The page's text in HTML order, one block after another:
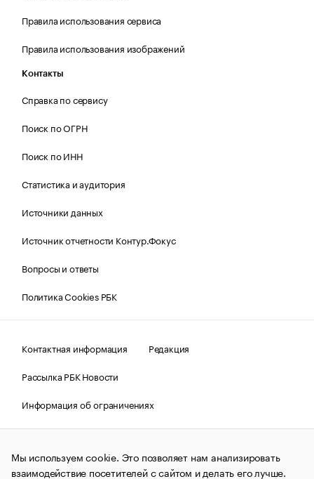
Правила использования сервиса
Правила использования изображений
Контакты
Справка по сервису
Поиск по ОГРН
Поиск по ИНН
Статистика и аудитория
Источники данных
Источник отчетности Контур.Фокус
Вопросы и ответы
Политика Cookies РБК
Контактная информация
Редакция
Рассылка РБК Новости
Информация об ограничениях
Правовая информация
О соблюдении авторских прав
© АО «РОСБИЗНЕСКОНСАЛТИНГ»,1995–2026.Сообщения
и материалы информационного агентства «РБК»
Мы используем cookie. Это позволяет нам анализировать
взаимодействие посетителей с сайтом и делать его лучше.